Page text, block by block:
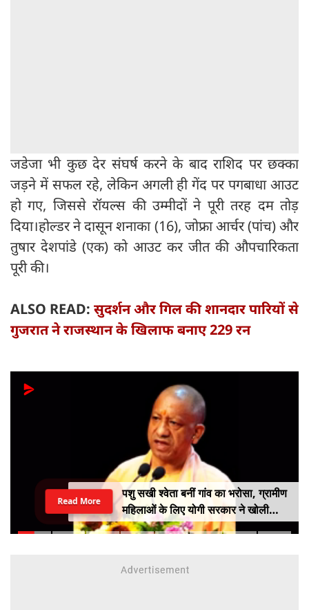
जडेजा भी कुछ देर संघर्ष करने के बाद राशिद पर छक्का
जड़ने में सफल रहे, लेकिन अगली ही गेंद पर पगबाधा आउट
हो गए, जिससे रॉयल्स की उम्मीदों ने पूरी तरह दम तोड़
दिया।होल्डर ने दासून शनाका (16), जोफ्रा आर्चर (पांच) और
तुषार देशपांडे (एक) को आउट कर जीत की औपचारिकता
पूरी की।
ALSO READ: सुदर्शन और गिल की शानदार पारियों से
गुजरात ने राजस्थान के खिलाफ बनाए 229 रन
पशु सखी श्वेता बनीं गांव का भरोसा, ग्रामीण
महिलाओं के लिए योगी सरकार ने खोली
आत्मनिर्भरता की राह
Read More